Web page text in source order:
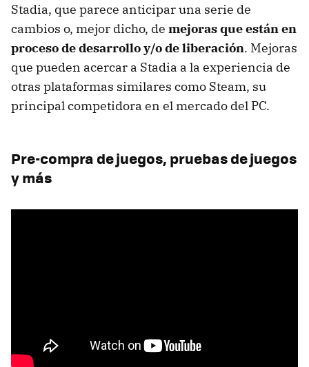
Stadia, que parece anticipar una serie de
cambios o, mejor dicho, de mejoras que están en
proceso de desarrollo y/o de liberación. Mejoras
que pueden acercar a Stadia a la experiencia de
otras plataformas similares como Steam, su
principal competidora en el mercado del PC.
Pre-compra de juegos, pruebas de juegos
y más